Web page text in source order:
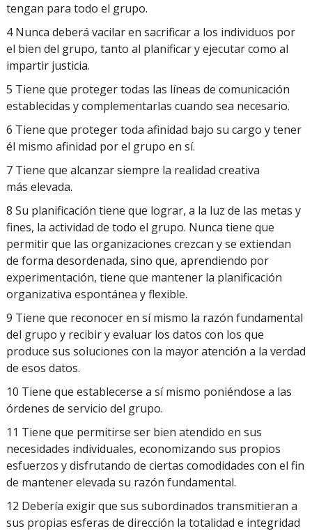
tengan para todo el grupo.
4 Nunca deberá vacilar en sacrificar a los individuos por
el bien del grupo, tanto al planificar y ejecutar como al
impartir justicia.
5 Tiene que proteger todas las líneas de comunicación
establecidas y complementarlas cuando sea necesario.
6 Tiene que proteger toda afinidad bajo su cargo y tener
él mismo afinidad por el grupo en sí.
7 Tiene que alcanzar siempre la realidad creativa
más elevada.
8 Su planificación tiene que lograr, a la luz de las metas y
fines, la actividad de todo el grupo. Nunca tiene que
permitir que las organizaciones crezcan y se extiendan
de forma desordenada, sino que, aprendiendo por
experimentación, tiene que mantener la planificación
organizativa espontánea y flexible.
9 Tiene que reconocer en sí mismo la razón fundamental
del grupo y recibir y evaluar los datos con los que
produce sus soluciones con la mayor atención a la verdad
de esos datos.
10 Tiene que establecerse a sí mismo poniéndose a las
órdenes de servicio del grupo.
11 Tiene que permitirse ser bien atendido en sus
necesidades individuales, economizando sus propios
esfuerzos y disfrutando de ciertas comodidades con el fin
de mantener elevada su razón fundamental.
12 Debería exigir que sus subordinados transmitieran a
sus propias esferas de dirección la totalidad e integridad